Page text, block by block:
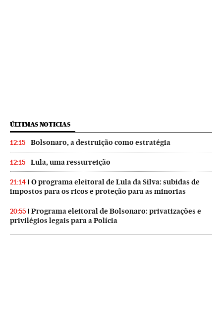
ÚLTIMAS NOTICIAS
12:15 Bolsonaro, a destruição como estratégia
12:15 Lula, uma ressurreição
21:14
O programa eleitoral de Lula da Silva: subidas de
impostos para os ricos e proteção para as minorias
20:55
Programa eleitoral de Bolsonaro: privatizações e
privilégios legais para a Polícia